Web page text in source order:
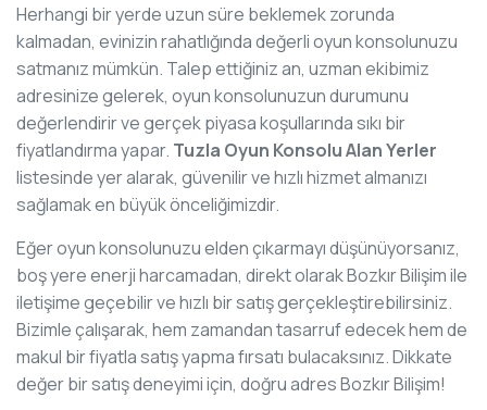
Herhangi bir yerde uzun süre beklemek zorunda
kalmadan, evinizin rahatlığında değerli oyun konsolunuzu
satmanız mümkün. Talep ettiğiniz an, uzman ekibimiz
adresinize gelerek, oyun konsolunuzun durumunu
değerlendirir ve gerçek piyasa koşullarında sıkı bir
fiyatlandırma yapar. Tuzla Oyun Konsolu Alan Yerler
listesinde yer alarak, güvenilir ve hızlı hizmet almanızı
sağlamak en büyük önceliğimizdir.
Eğer oyun konsolunuzu elden çıkarmayı düşünüyorsanız,
boş yere enerji harcamadan, direkt olarak Bozkır Bilişim ile
iletişime geçebilir ve hızlı bir satış gerçekleştirebilirsiniz.
Bizimle çalışarak, hem zamandan tasarruf edecek hem de
makul bir fiyatla satış yapma fırsatı bulacaksınız. Dikkate
değer bir satış deneyimi için, doğru adres Bozkır Bilişim!